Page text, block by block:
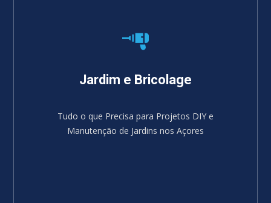
Jardim e Bricolage
Tudo o que Precisa para Projetos DIY e
Manutenção de Jardins nos Açores